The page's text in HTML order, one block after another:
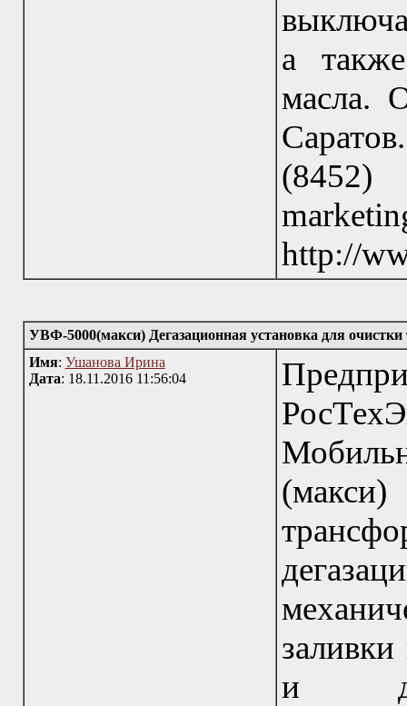
а
масла.
http://
УВФ-5000(макси) Дегазационная установка для
Имя: Ушанова Ирина
Дата: 18.11.2016 11:56:04
(макси)
и